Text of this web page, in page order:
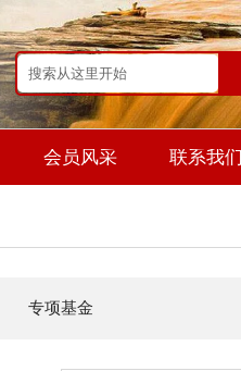
会员风采 联系我们
专项基金